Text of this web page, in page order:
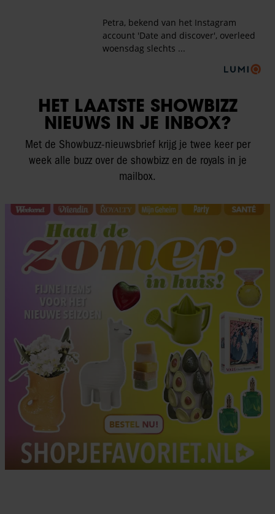
HET LAATSTE SHOWBIZZ
NIEUWS IN JE INBOX?
Met de Showbuzz-nieuwsbrief krijg je twee keer per
week alle buzz over de showbizz en de royals in je
mailbox.